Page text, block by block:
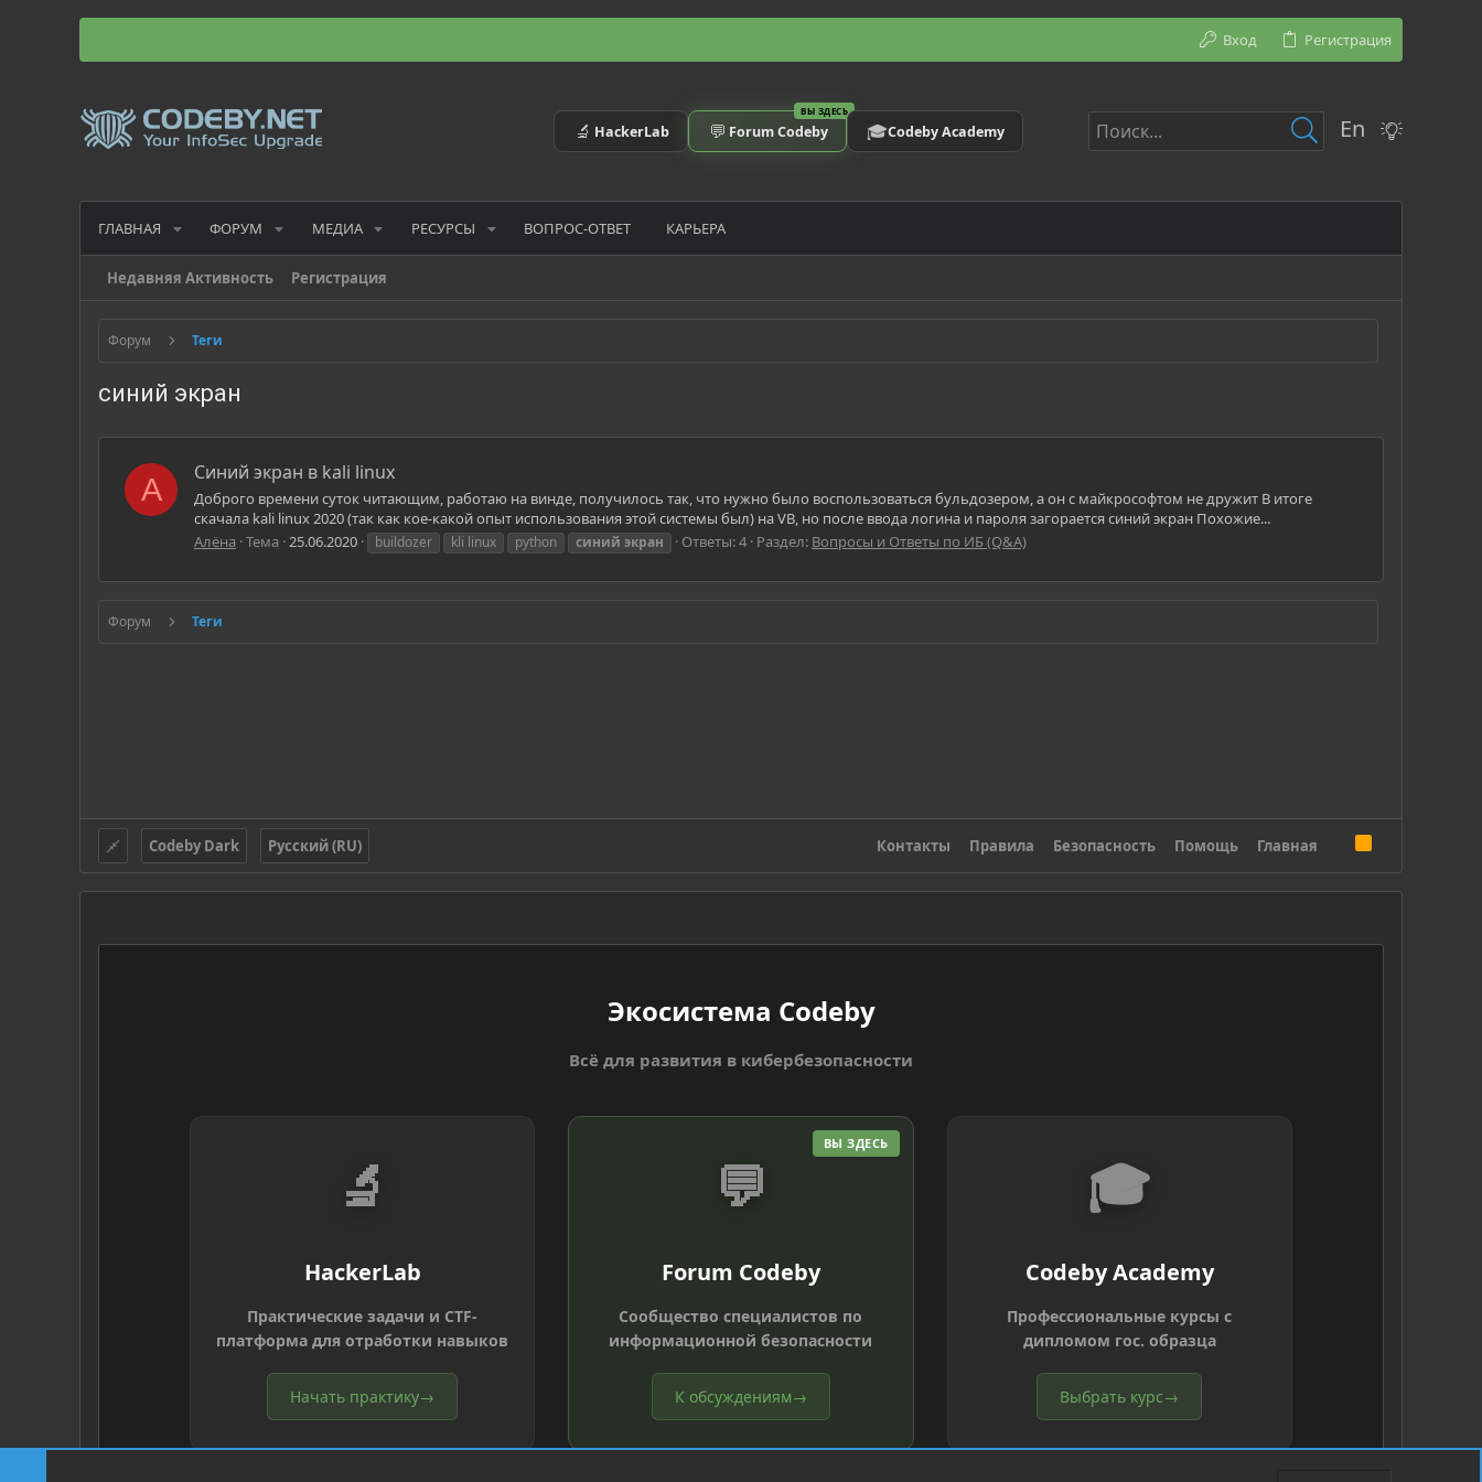
Вход Регистрация
🔬 HackerLab
ВЫ ЗДЕСЬ
💬 Forum Codeby 🎓Codeby Academy En
ГЛАВНАЯ ФОРУМ МЕДИА РЕСУРСЫ ВОПРОС-ОТВЕТ КАРЬЕРА
Недавняя Активность Регистрация
Форум Теги
синий экран
А Синий экран в kali linux
Доброго времени суток читающим, работаю на винде, получилось так, что нужно было воспользоваться бульдозером, а он с майкрософтом не дружит В итоге
скачала kali linux 2020 (так как кое-какой опыт использования этой системы был) на VB, но после ввода логина и пароля загорается синий экран Похожие...
Алёна Тема 25.06.2020 buildozer kli linux python синий экран Ответы: 4 Раздел: Вопросы и Ответы по ИБ (Q&A)
Форум Теги
Codeby Dark Русский (RU) Контакты Правила Безопасность Помощь Главная
S
Экосистема Codeby
Всё для развития в кибербезопасности
🔬
HackerLab
Практические задачи и CTF-
платформа для отработки навыков
Начать практику→
ВЫ ЗДЕСЬ
💬
Forum Codeby
Сообщество специалистов по
информационной безопасности
К обсуждениям→
🎓
Codeby Academy
Профессиональные курсы с
дипломом гос. образца
Выбрать курс→